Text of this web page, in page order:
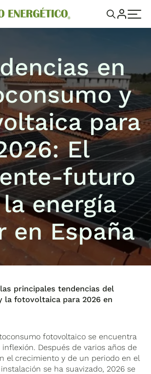
en
y
para
El
futuro
energía
en España
principales tendencias del
la fotovoltaica para 2026 en
fotovoltaico se encuentra
Después de varios años de
el crecimiento y de un periodo en el
se ha suavizado, 2026 se